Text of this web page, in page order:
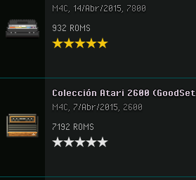
M4C 14/Abr/2015 7800
932 ROMS
Colección Atari 2600
M4C 7/Abr/2015 2600
7192 ROMS